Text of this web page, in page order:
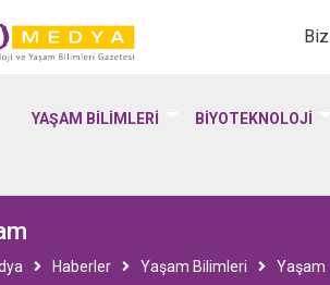
-
YAŞAM BİLİMLERİ BİYOTEKNOLOJİ
Haberler Yaşam Bilimleri Yaşam